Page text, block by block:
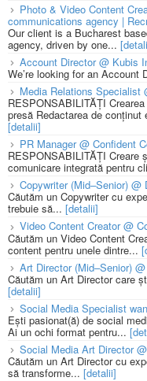
Photo & Video Content
communications agency |
Our client is a Bucharest
agency, driven by one...
Account Director @ Kubis
We’re looking for an Account
Media Relations Specialist
RESPONSABILITĂȚI
presă Redactarea de
[detalii]
PR Manager @ Confident
RESPONSABILITĂȚI Creare
comunicare integrată pentru
Copywriter (Mid–Senior) @
Căutăm un Copywriter cu
trebuie să... [detalii]
Video Content Creator @
Căutăm un Video Content
content pentru unele dintre...
Art Director (Mid–Senior)
Căutăm un Art Director care
[detalii]
Social Media Specialist
Ești pasionat(ă) de social
Ai un ochi format pentru...
Social Media Art Director
Căutăm un Art Director cu
să transforme... [detalii]